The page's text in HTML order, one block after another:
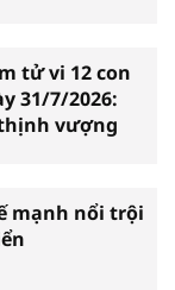
tử vi 12 con
31/7/2026:
vượng
mạnh nổi trội